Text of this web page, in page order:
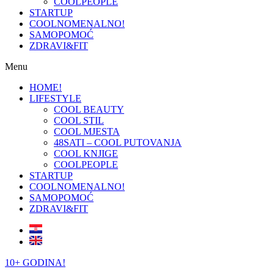
STARTUP
COOLNOMENALNO!
SAMOPOMOĆ
ZDRAVI&FIT
Menu
HOME!
LIFESTYLE
COOL BEAUTY
COOL STIL
COOL MJESTA
48SATI – COOL PUTOVANJA
COOL KNJIGE
COOLPEOPLE
STARTUP
COOLNOMENALNO!
SAMOPOMOĆ
ZDRAVI&FIT
10+ GODINA!